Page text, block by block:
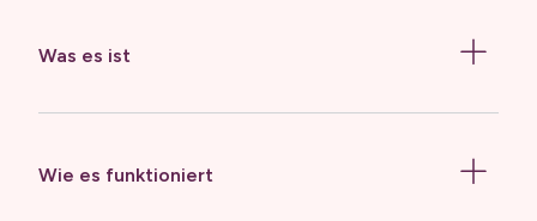
Was es ist
Wie es funktioniert